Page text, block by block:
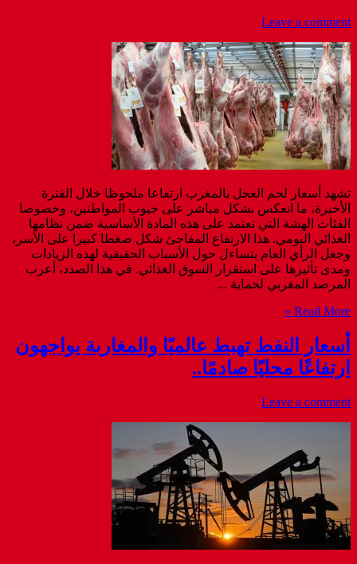
Leave a comment
تشهد أسعار لحم العجل بالمغرب ارتفاعا ملحوظا خلال الفترة
الأخيرة، ما انعكس بشكل مباشر على جيوب المواطنين، وخصوصا
الفئات الهشة التي تعتمد على هذه المادة الأساسية ضمن نظامها
الغذائي اليومي. هذا الارتفاع المفاجئ شكل ضغطا كبيرا على الأسر،
وجعل الرأي العام يتساءل حول الأسباب الحقيقية لهذه الزيادات
ومدى تأثيرها على استقرار السوق الغذائي. في هذا الصدد، أعرب
المرصد المغربي لحماية ...
Read More »
أسعار النفط تهبط عالميًا والمغاربة يواجهون
ارتفاعًا محليًا صادمًا..
Leave a comment